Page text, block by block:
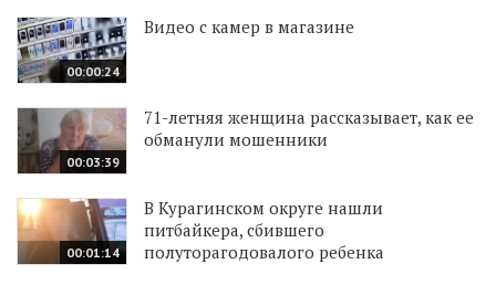
00:00:24
Видео с камер в магазине
00:03:39
71-летняя женщина рассказывает, как ее
обманули мошенники
00:01:14
В Курагинском округе нашли
питбайкера, сбившего
полуторагодовалого ребенка